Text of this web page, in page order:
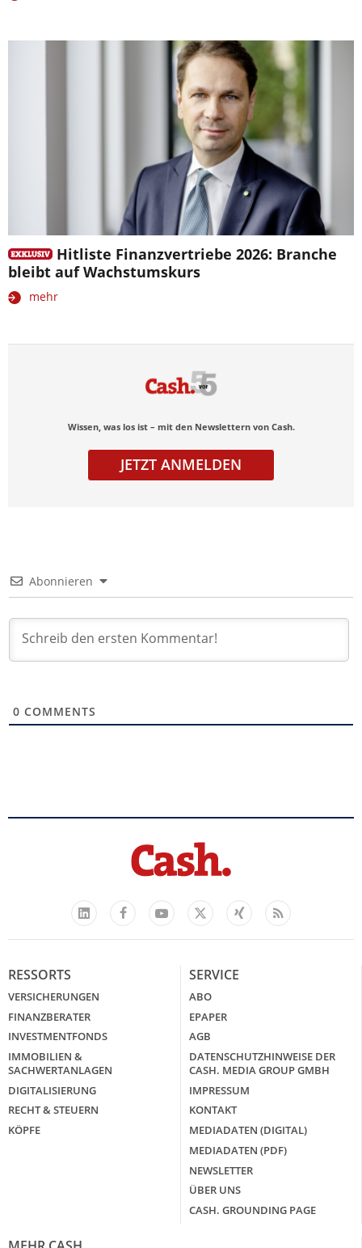
Hitliste Finanzvertriebe 2026: Branche
bleibt auf Wachstumskurs
mehr
Wissen, was los ist – mit den Newslettern von Cash.
JETZT ANMELDEN
Abonnieren
0 COMMENTS
LinkedIn
FacebookYouTube
X
Xing Feed
RESSORTS
VERSICHERUNGEN
FINANZBERATER
INVESTMENTFONDS
IMMOBILIEN &
SACHWERTANLAGEN
DIGITALISIERUNG
RECHT & STEUERN
KÖPFE
SERVICE
ABO
EPAPER
AGB
DATENSCHUTZHINWEISE DER
CASH. MEDIA GROUP GMBH
IMPRESSUM
KONTAKT
MEDIADATEN (DIGITAL)
MEDIADATEN (PDF)
NEWSLETTER
ÜBER UNS
CASH. GROUNDING PAGE